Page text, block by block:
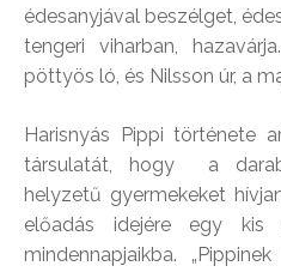
édesanyjával beszélget,
tengeri viharban,
pöttyös ló, és Nilsson úr, a
Harisnyás Pippi története
társulatát, hogy a
helyzetű gyermekeket
előadás idejére egy kis
mindennapjaikba.